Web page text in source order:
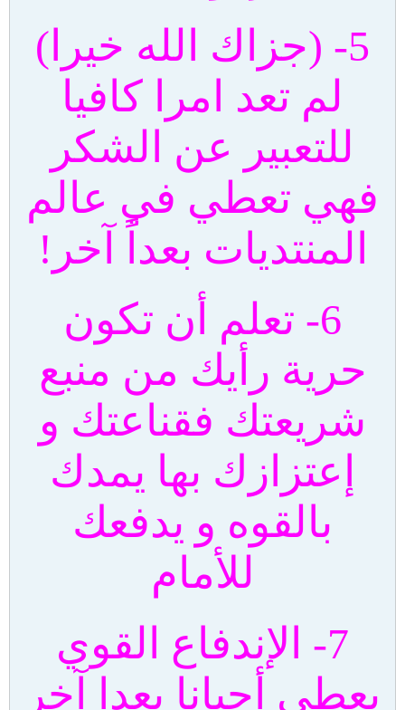
5- (جزاك الله خيرا)
لم تعد امرا كافيا
للتعبير عن الشكر
فهي تعطي في عالم
المنتديات بعداً آخر!
6- تعلم أن تكون
حرية رأيك من منبع
شريعتك فقناعتك و
إعتزازك بها يمدك
بالقوه و يدفعك
للأمام
7- الإندفاع القوي
يعطي أحيانا بعدا آخر